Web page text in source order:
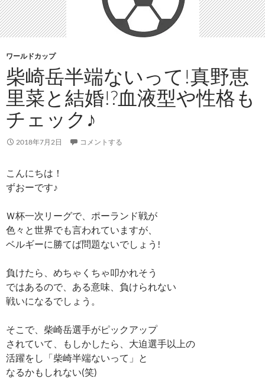
ワールドカップ
柴崎岳半端ないって!真野恵
里菜と結婚!?血液型や性格も
チェック♪
2018年7月2日 コメントする
こんにちは！
ずおーです♪
Ｗ杯一次リーグで、ポーランド戦が
色々と世界でも言われていますが、
ベルギーに勝てば問題ないでしょう!
負けたら、めちゃくちゃ叩かれそう
ではあるので、ある意味、負けられない
戦いになるでしょう。
そこで、柴崎岳選手がピックアップ
されていて、もしかしたら、大迫選手以上の
活躍をし「柴崎半端ないって」と
なるかもしれない(笑)